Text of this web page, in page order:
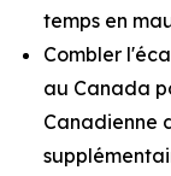
temps en
Combler
au Canada
Canadienne